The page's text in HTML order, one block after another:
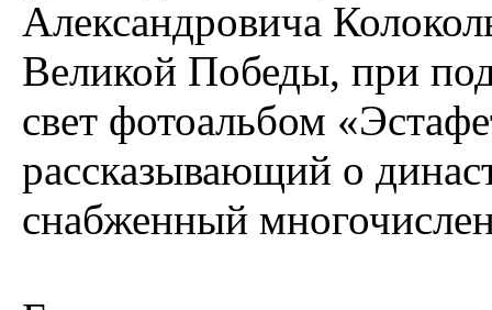
Александровича
Великой Победы, при
свет фотоальбом
рассказывающий о
снабженный